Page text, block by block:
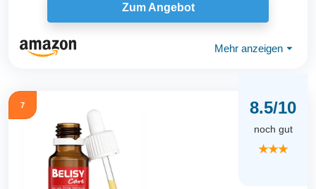
Zum Angebot
Mehr anzeigen ⏷
7 8.5/10
noch gut
★★★